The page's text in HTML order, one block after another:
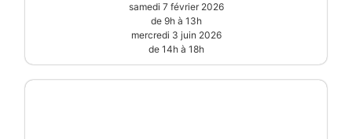
samedi 7 février 2026
de 9h à 13h
mercredi 3 juin 2026
de 14h à 18h